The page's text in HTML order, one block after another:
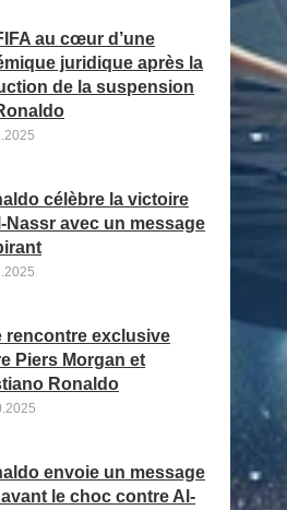
au cœur d’une
juridique après la
de la suspension
célèbre la victoire
Nassr avec un message
rencontre exclusive
Piers Morgan et
Ronaldo
envoie un message
le choc contre Al-